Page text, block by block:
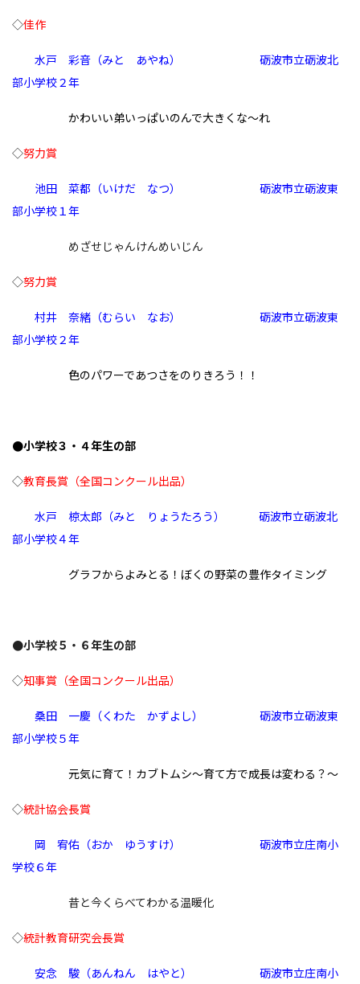
◇佳作
水戸 彩音（みと あやね） 砺波市立砺波北
部小学校２年
かわいい弟いっぱいのんで大きくな～れ
◇努力賞
池田 菜都（いけだ なつ） 砺波市立砺波東
部小学校１年
めざせじゃんけんめいじん
◇努力賞
村井 奈緒（むらい なお） 砺波市立砺波東
部小学校２年
色のパワーであつさをのりきろう！！
●小学校３・４年生の部
◇教育長賞 （全国コンクール出品）
水戸 椋太郎（みと りょうたろう） 砺波市立砺波北
部小学校４年
グラフからよみとる！ぼくの野菜の豊作タイミング
●小学校５・６年生の部
◇知事賞（全国コンクール出品）
桑田 一慶（くわた かずよし） 砺波市立砺波東
部小学校５年
元気に育て！カブトムシ～育て方で成長は変わる？～
◇統計協会長賞
岡 宥佑（おか ゆうすけ） 砺波市立庄南小
学校６年
昔と今くらべてわかる温暖化
◇統計教育研究会長賞
安念 駿（あんねん はやと） 砺波市立庄南小